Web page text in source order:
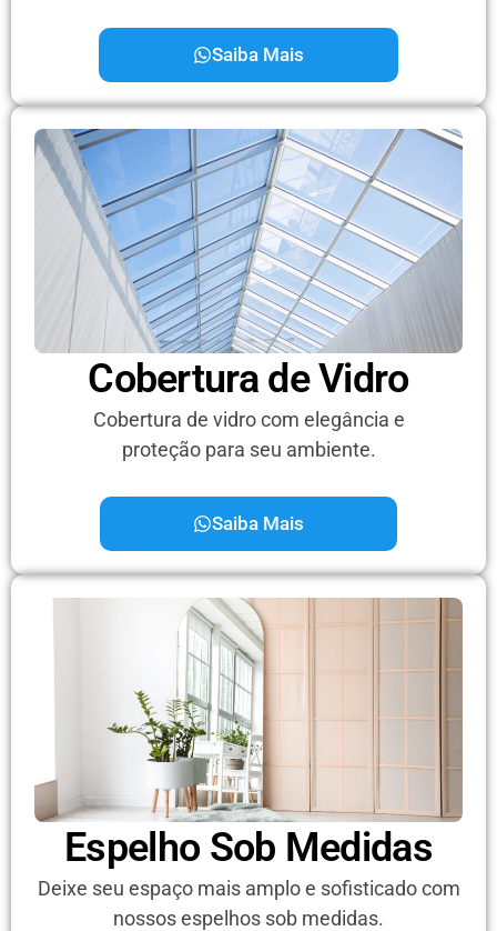
Saiba Mais
Cobertura de Vidro
Cobertura de vidro com elegância e
proteção para seu ambiente.
Saiba Mais
Espelho Sob Medidas
Deixe seu espaço mais amplo e sofisticado com
nossos espelhos sob medidas.